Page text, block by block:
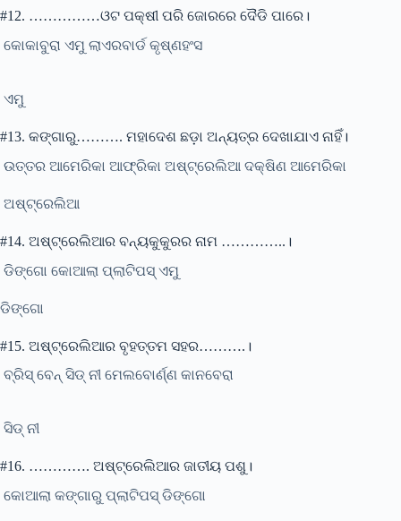
#12. ……………ଓଟ ପକ୍ଷୀ ପରି ଜୋରରେ ‌ଦୈଡି ପାରେ।
କୋକାବୁରା ଏମୁ ଲାଏରବାର୍ଡ କୃଷ୍ଣହଂସ
ଏମୁ
#13. କଙ୍ଗାରୁ………. ମହାଦେଶ ଛଡ଼ା ଅନ୍ୟତ୍ର ଦେଖାଯାଏ ନାହିଁ।
ଉତ୍ତର ଆମେରିକା ଆଫ୍ରିକା ଅଷ୍ଟ୍ରେଲିଆ ଦକ୍ଷିଣ ଆମେରିକା
ଅଷ୍ଟ୍ରେଲିଆ
#14. ଅଷ୍ଟ୍ରେଲିଆର ବନ୍ୟକୁକୁରର ନାମ …………..।
ଡିଙ୍ଗୋ କୋଆଲା ପ୍ଲାଟିପସ୍ ଏମୁ
ଡିଙ୍ଗୋ
#15. ଅଷ୍ଟ୍ରେଲିଆର ବୃହତ୍ତମ ସହର……….।
ବ୍ରିସ୍ ବେନ୍ ସିଡ୍ ନୀ ମେଲବୋର୍ଣ୍ଣ କାନବେରା
ସିଡ୍ ନୀ
#16. …………. ଅଷ୍ଟ୍ରେଲିଆର ଜାତୀୟ ପଶୁ।
କୋଆଲା କଙ୍ଗାରୁ ପ୍ଲାଟିପସ୍ ଡିଙ୍ଗୋ